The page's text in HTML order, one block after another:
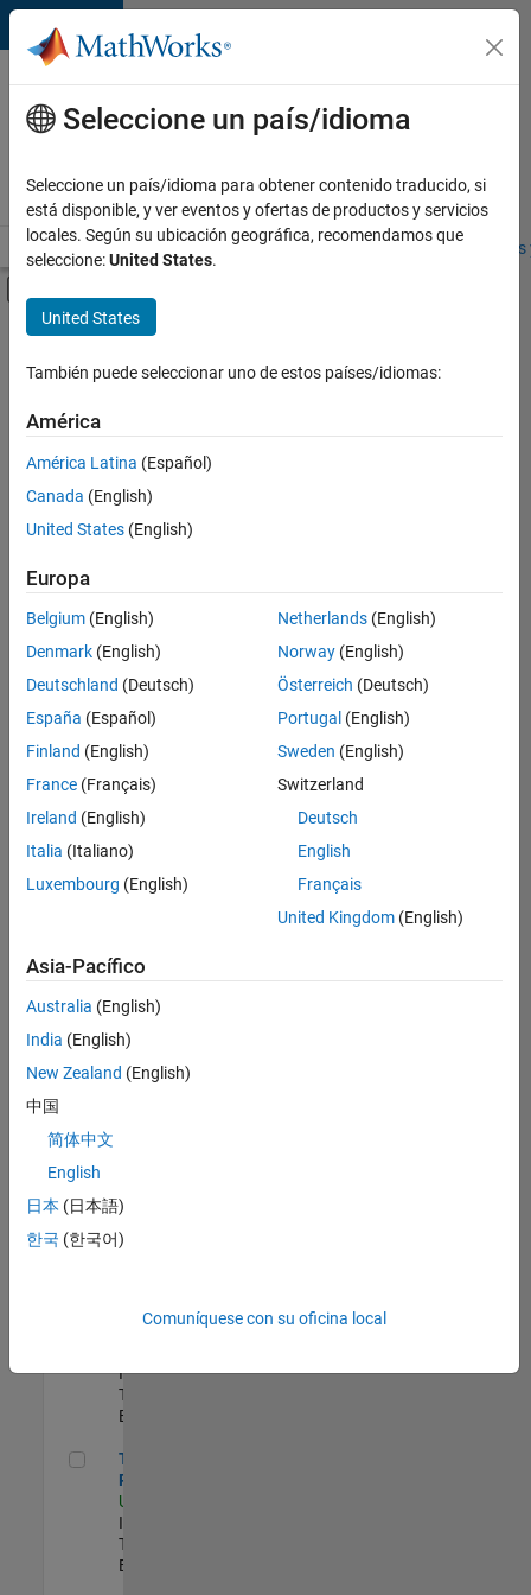
Saltar al contenido
Ofertas
de
empleo
MathWorks
Visión general Búsqueda de empleo Oficinas locales
Contenido principal
FILTRADO POR
Ordenar por
Guardar
empleos
seleccionados
No se
han
traducido
todos
los
empleos.
Busque
por
ubicación
todos
empleos
en su
zona.
Principal IAM/AD Engineer
US-MA-Natick
Technology |
Senior CRM
Analyst
Information
Technology |
Experimentado
Technical Product Owner
Technical
Product Owner
US-MA-Natick
Information
Technology |
Experimentado
Seleccione un país/idioma
Seleccione un país/idioma para obtener contenido traducido, si
está disponible, y ver eventos y ofertas de productos y servicios
locales. Según su ubicación geográfica, recomendamos que
seleccione:United States.
United States
También puede seleccionar uno de estos países/idiomas:
América
América Latina (Español)
Canada (English)
United States (English)
Europa
Belgium (English)
Denmark (English)
Deutschland (Deutsch)
España (Español)
Finland (English)
France (Français)
Ireland (English)
Italia (Italiano)
Luxembourg (English)
Netherlands(English)
Norway(English)
Österreich (Deutsch)
Portugal (English)
Sweden (English)
Switzerland
Deutsch
English
Français
United Kingdom(English)
Asia-Pacífico
Australia (English)
India (English)
New Zealand (English)
中国
简体中文
English
日本 (日本語)
한국 (한국어)
Comuníquese con su oficina local